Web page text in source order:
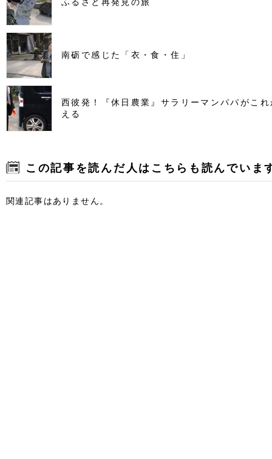
南砺で感じた「衣・食・住」
西彼発！『休日農業』サラリーマンパパがこ
える
この記事を読んだ人はこちらも読んでいま
関連記事はありません。